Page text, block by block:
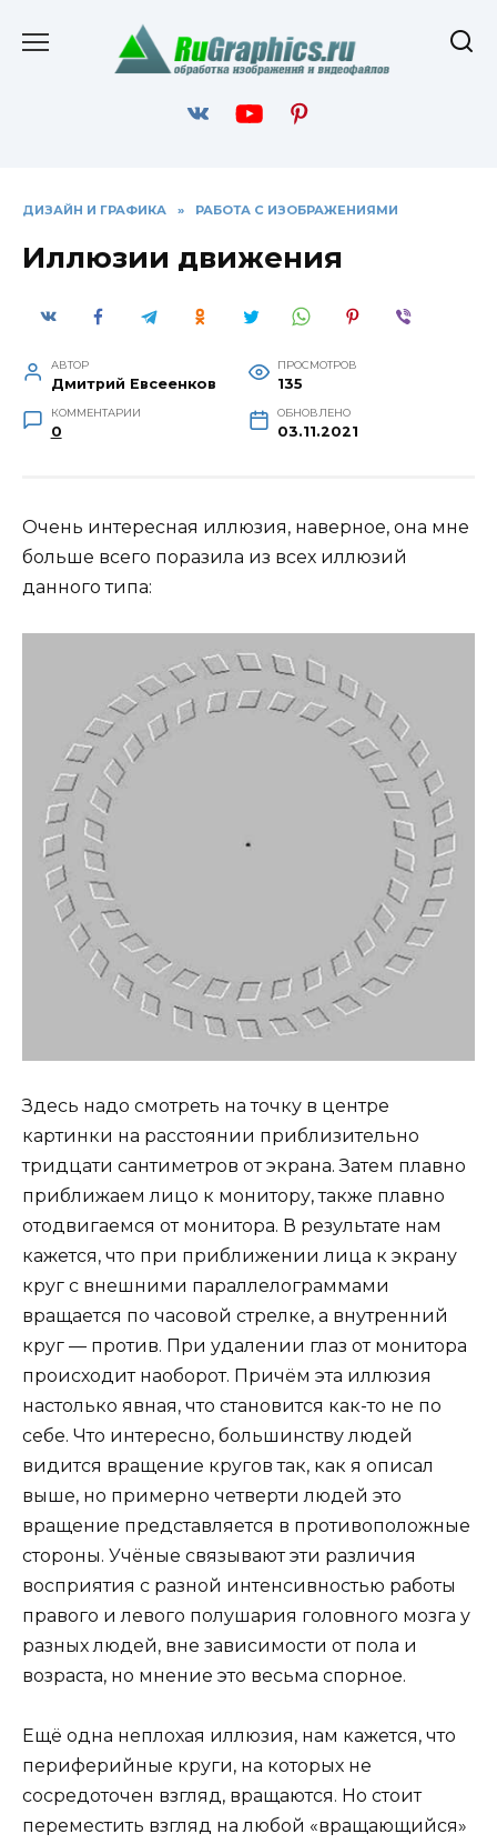
содержанию
ДИЗАЙН И ГРАФИКА » РАБОТА С ИЗОБРАЖЕНИЯМИ
Иллюзии движения
АВТОР
Дмитрий Евсеенков
ПРОСМОТРОВ
135
КОММЕНТАРИИ
0
ОБНОВЛЕНО
03.11.2021
Очень интересная иллюзия, наверное, она мне
больше всего поразила из всех иллюзий
данного типа:
Здесь надо смотреть на точку в центре
картинки на расстоянии приблизительно
тридцати сантиметров от экрана. Затем плавно
приближаем лицо к монитору, также плавно
отодвигаемся от монитора. В результате нам
кажется, что при приближении лица к экрану
круг с внешними параллелограммами
вращается по часовой стрелке, а внутренний
круг — против. При удалении глаз от монитора
происходит наоборот. Причём эта иллюзия
настолько явная, что становится как-то не по
себе. Что интересно, большинству людей
видится вращение кругов так, как я описал
выше, но примерно четверти людей это
вращение представляется в противоположные
стороны. Учёные связывают эти различия
восприятия с разной интенсивностью работы
правого и левого полушария головного мозга у
разных людей, вне зависимости от пола и
возраста, но мнение это весьма спорное.
Ещё одна неплохая иллюзия, нам кажется, что
периферийные круги, на которых не
сосредоточен взгляд, вращаются. Но стоит
переместить взгляд на любой «вращающийся»